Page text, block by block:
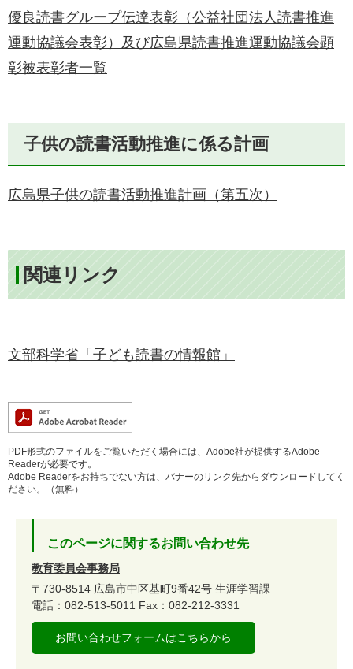
​​優良読書グループ伝達表彰（公益社団法人読書推進
運動協議会表彰）及び広島県読書推進運動協議会顕
彰被表彰者一覧
子供の読書活動推進に係る計画
​広島県子供の読書活動推進計画（第五次）
関連リンク
文部科学省「子ども読書の情報館」
PDF形式のファイルをご覧いただく場合には、Adobe社が提供するAdobe
Readerが必要です。
Adobe Readerをお持ちでない方は、バナーのリンク先からダウンロードしてく
ださい。（無料）
このページに関するお問い合わせ先
教育委員会事務局
〒730-8514 広島市中区基町9番42号 生涯学習課
電話：082-513-5011 Fax：082-212-3331
お問い合わせフォームはこちらから